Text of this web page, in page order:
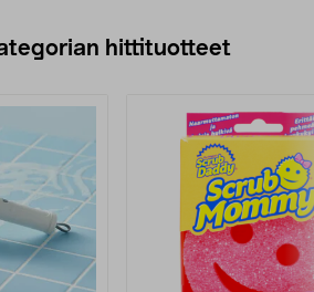
hittituotteet